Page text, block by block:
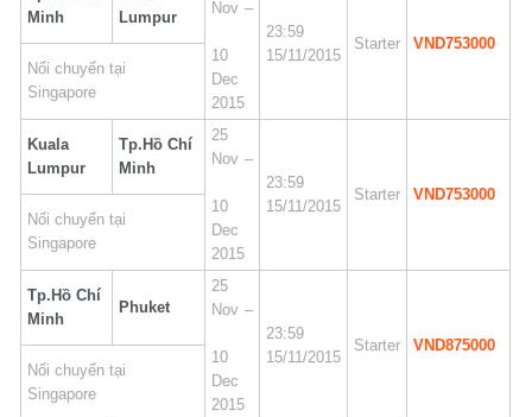
Minh
Lumpur
Nov –
10
Dec
2015
23:59
15/11/2015
Starter
VND753000
Nối chuyến tại
Singapore
Kuala
Lumpur
Tp.Hồ Chí
Minh
25
Nov –
10
Dec
2015
23:59
15/11/2015
Starter
VND753000
Nối chuyến tại
Singapore
Tp.Hồ Chí
Minh
Phuket
25
Nov –
10
Dec
2015
23:59
15/11/2015
Starter
VND875000
Nối chuyến tại
Singapore